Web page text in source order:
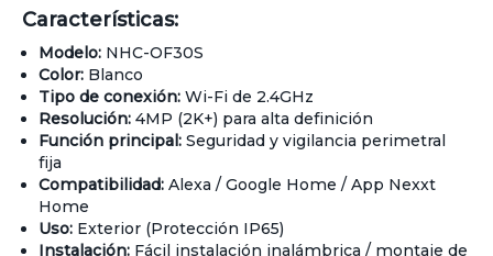
Características:
Modelo: NHC-OF30S
Color: Blanco
Tipo de conexión: Wi-Fi de 2.4GHz
Resolución: 4MP (2K+) para alta definición
Función principal: Seguridad y vigilancia perimetral
fija
Compatibilidad: Alexa / Google Home / App Nexxt
Home
Uso: Exterior (Protección IP65)
Instalación: Fácil instalación inalámbrica / montaje de